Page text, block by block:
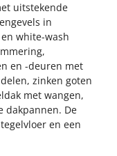
uitstekende
in
white-wash
en -deuren met
zinken goten
met wangen,
dakpannen. De
en een